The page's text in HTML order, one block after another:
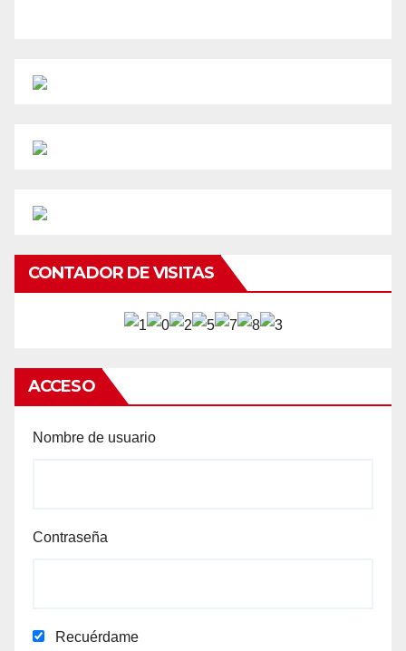
CONTADOR DE VISITAS
ACCESO
Nombre de usuario
Contraseña
Recuérdame